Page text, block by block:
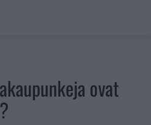
ovat